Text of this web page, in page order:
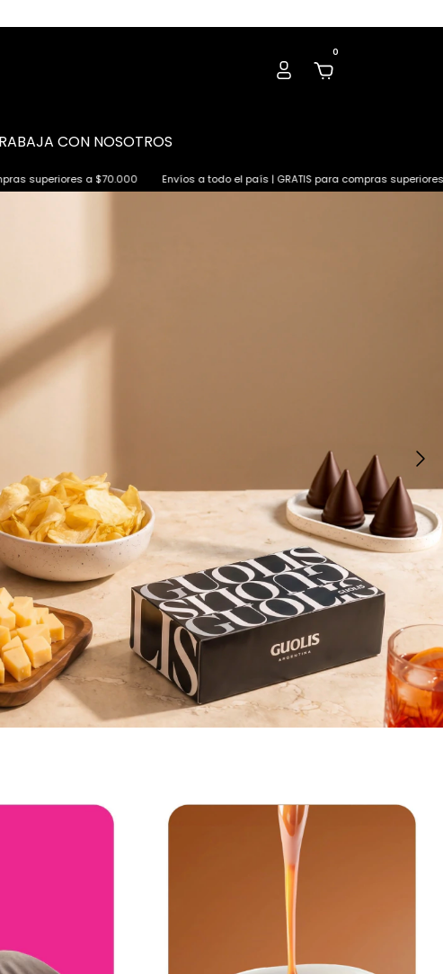
0
CON NOSOTROS
Envíos a todo el país | GRATIS para compras superiores a $70.000 Envíos